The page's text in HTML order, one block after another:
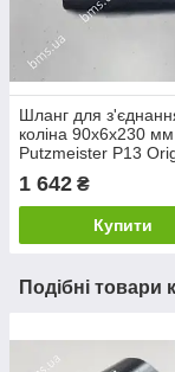
Шланг для
коліна 90x6x230 мм
Putzmeister P13
1 642 ₴
Купити
Подібні товари